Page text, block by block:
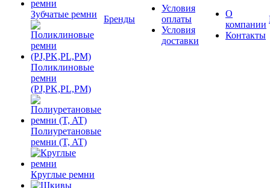
Зубчатые ремни
Поликлиновые
ремни
(PJ,PK,PL,PM)
Полиуретановые
ремни (T, AT)
Круглые ремни
Бренды
Условия
оплаты
Условия
доставки
О
компании
Контакты